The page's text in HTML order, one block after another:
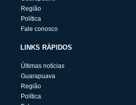
Região
Política
Fale conosco
LINKS RÁPIDOS
Últimas notícias
Guarapuava
Região
Política